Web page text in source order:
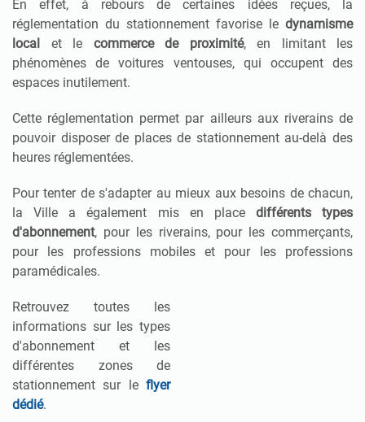
En effet, à rebours de certaines idées reçues, la
réglementation du stationnement favorise le dynamisme
local et le commerce de proximité, en limitant les
phénomènes de voitures ventouses, qui occupent des
espaces inutilement.
Cette réglementation permet par ailleurs aux riverains de
pouvoir disposer de places de stationnement au-delà des
heures réglementées.
Pour tenter de s'adapter au mieux aux besoins de chacun,
la Ville a également mis en place différents types
d'abonnement, pour les riverains, pour les commerçants,
pour les professions mobiles et pour les professions
paramédicales.
Retrouvez toutes les
informations sur les types
d'abonnement et les
différentes zones de
stationnement sur le flyer
dédié.